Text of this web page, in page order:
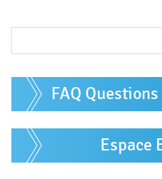
F
r
u
h
c
h
FAQ
Espace